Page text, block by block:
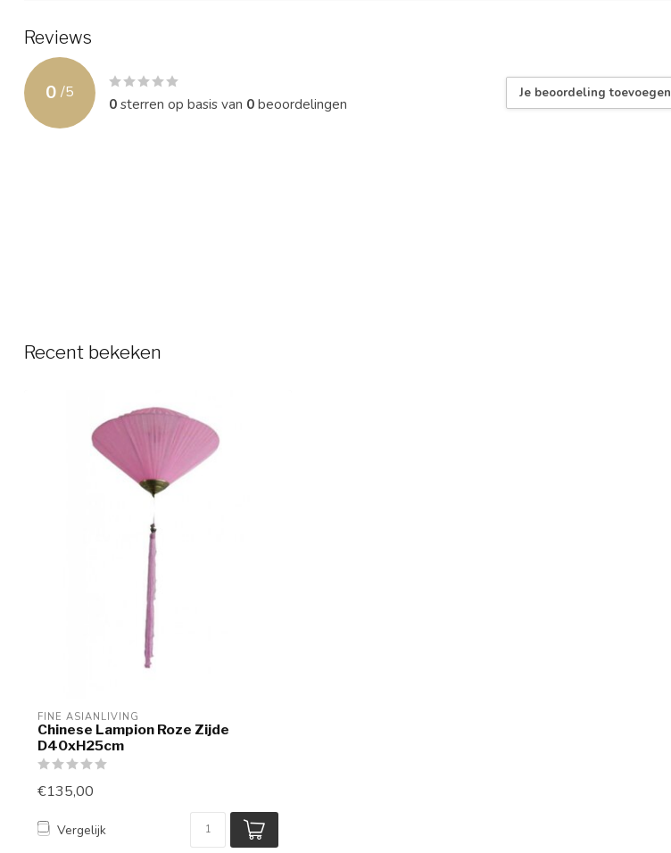
Reviews
0 /5
0sterren op basis van 0beoordelingen
Je beoordeling toevoegen
Recent bekeken
FINE ASIANLIVING
Chinese Lampion Roze Zijde
D40xH25cm
€135,00
Vergelijk